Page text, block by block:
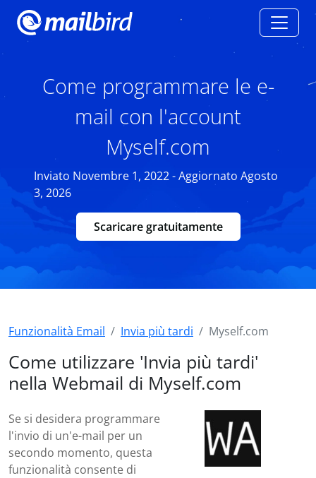
Come programmare le e-
mail con l'account
Myself.com
Inviato Novembre 1, 2022 - Aggiornato Agosto
3, 2026
Scaricare gratuitamente
Funzionalità Email Invia più tardi Myself.com
Come utilizzare 'Invia più tardi'
nella Webmail di Myself.com
Se si desidera programmare
l'invio di un'e-mail per un
secondo momento, questa
funzionalità consente di